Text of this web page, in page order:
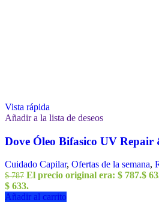
Vista rápida
Añadir a la lista de deseos
Dove Óleo Bifasico UV Repair
Cuidado Capilar, Ofertas de la semana,
$787 El precio original era: $ 787.$
$ 633.
Añadir al carrito